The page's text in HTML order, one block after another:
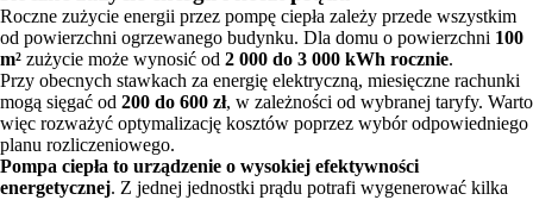
Roczne zużycie energii przez pompę ciepła zależy przede wszystkim
od powierzchni ogrzewanego budynku. Dla domu o powierzchni 100
m² zużycie może wynosić od 2 000 do 3 000 kWh rocznie.
Przy obecnych stawkach za energię elektryczną, miesięczne rachunki
mogą sięgać od 200 do 600 zł, w zależności od wybranej taryfy. Warto
więc rozważyć optymalizację kosztów poprzez wybór odpowiedniego
planu rozliczeniowego.
Pompa ciepła to urządzenie o wysokiej efektywności
energetycznej. Z jednej jednostki prądu potrafi wygenerować kilka